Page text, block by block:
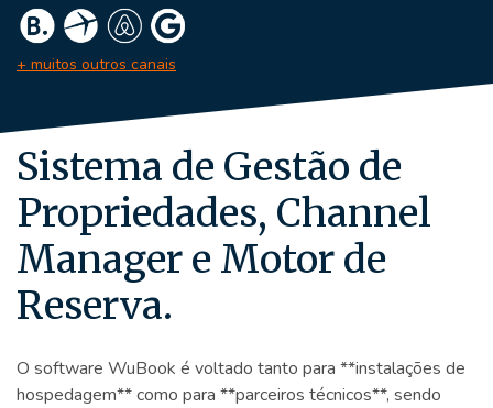
+ muitos outros canais
Sistema de Gestão de
Propriedades, Channel
Manager e Motor de
Reserva.
O software WuBook é voltado tanto para **instalações de
hospedagem** como para **parceiros técnicos**, sendo